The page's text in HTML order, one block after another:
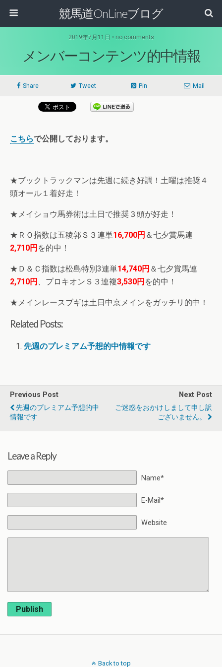
競馬道OnLineブログ
2019年7月11日 • no comments
メンバーコンテンツ的中情報
Share Tweet Pin Mail
こちらで公開しております。
★ブックトラックマンは先週に続き好調！土曜は推奨４
頭オール１着好走！
★メイショウ馬券術は土日で推奨３頭が好走！
★ＲＯ指数は五稜郭Ｓ３連単16,700円 ＆七夕賞馬連
2,710円 を的中！
★Ｄ＆Ｃ指数は松島特別3連単14,740円 ＆七夕賞馬連
2,710円 、プロキオンＳ３連複3,530円 を的中！
★メインレースブギは土日中京メインをガッチリ的中！
Related Posts:
先週のプレミアム予想的中情報です
Previous Post
先週のプレミアム予想的中
情報です
Next Post
ご迷惑をおかけしまして申し訳
ございません。
Leave a Reply
Name*
E-Mail*
Website
Publish
Back to top